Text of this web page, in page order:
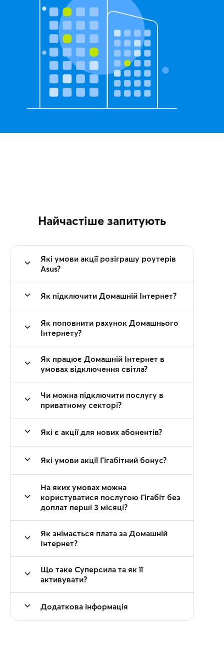
Найчастіше запитують
Які умови акції розіграшу роутерів
Asus?
Як підключити Домашній Інтернет?
Як поповнити рахунок Домашнього
Інтернету?
Як працює Домашній Інтернет в
умовах відключення світла?
Чи можна підключити послугу в
приватному секторі?
Які є акції для нових абонентів?
Які умови акції Гігабітний бонус?
На яких умовах можна
користуватися послугою Гігабіт без
доплат перші 3 місяці?
Як знімається плата за Домашній
Інтернет?
Що таке Суперсила та як її
активувати?
Додаткова інформація